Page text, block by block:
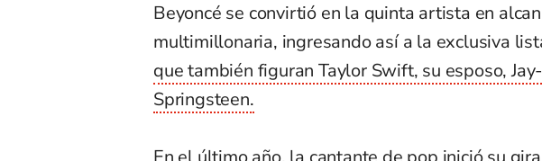
Beyoncé se convirtió en la quinta artista en
multimillonaria, ingresando así a la exclusiva
que también figuran Taylor Swift, su esposo,
Springsteen.